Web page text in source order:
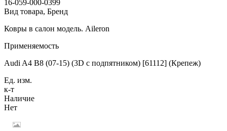
16-059-000-0399
Вид товара, Бренд
Ковры в салон модель. Aileron
Применяемость
Audi A4 B8 (07-15) (3D с подпятником) [61112] (Крепеж)
Ед. изм.
к-т
Наличие
Нет